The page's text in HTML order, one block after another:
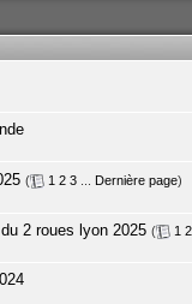
( 1 2 3 Dernière page)
2 roues lyon 2025 ( 1 2